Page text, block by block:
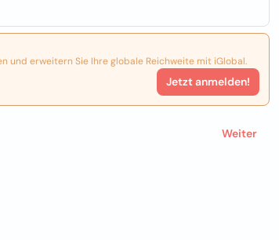
und erweitern Sie Ihre globale Reichweite mit iGlobal.
Jetzt anmelden!
Weiter